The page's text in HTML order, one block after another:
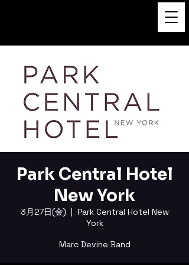
Park Central Hotel
New York
3月27日(金)
  |
Park Central Hotel New
York
Marc Devine Band